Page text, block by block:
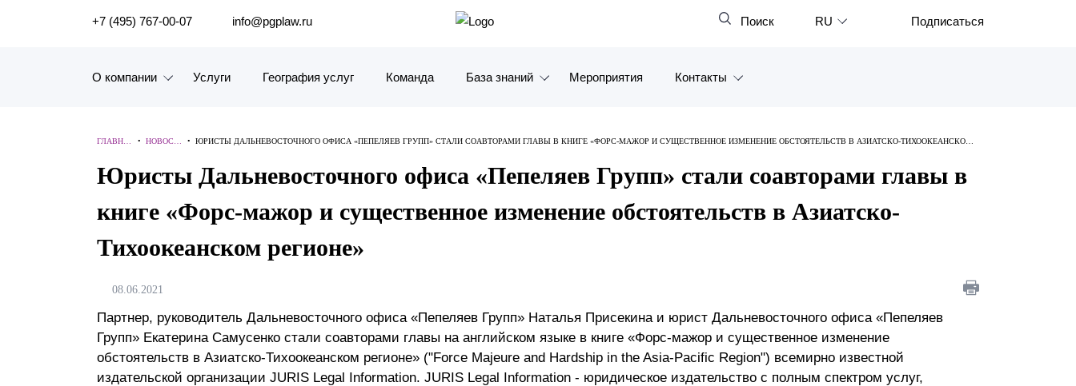
ПОИСК ПО САЙТУ Закрыть
+7 (495) 767-00-07 info@pgplaw.ru Поиск RU
Italiano
Español
Türkçe
Подписаться
О компании
История компании
Почему «Пепеляев Групп»?
Услуги География услуг Команда База знаний
Антикризисный инфопортал
Презентации экспертов
Мероприятия Контакты
Корея
Китай
ГЛАВНА • НОВОСТ • ЮРИСТЫ ДАЛЬНЕВОСТОЧНОГО ОФИСА «ПЕПЕЛЯЕВ ГРУПП» СТАЛИ СОАВТОРАМИ ГЛАВЫ В КНИГЕ «ФОРС-МАЖОР И СУЩЕСТВЕННОЕ ИЗМЕНЕНИЕ ОБСТОЯТЕЛЬСТВ В АЗИАТСКО-ТИХООКЕАНСКОМ
Юристы Дальневосточного офиса «Пепеляев Групп» стали соавторами главы в
книге «Форс-мажор и существенное изменение обстоятельств в Азиатско-
Тихоокеанском регионе»
08.06.2021
Партнер, руководитель Дальневосточного офиса «Пепеляев Групп» Наталья Присекина и юрист Дальневосточного офиса «Пепеляев
Групп» Екатерина Самусенко стали соавторами главы на английском языке в книге «Форс-мажор и существенное изменение
обстоятельств в Азиатско-Тихоокеанском регионе» ("Force Majeure and Hardship in the Asia-Pacific Region") всемирно известной
издательской организации JURIS Legal Information. JURIS Legal Information - юридическое издательство с полным спектром услуг,